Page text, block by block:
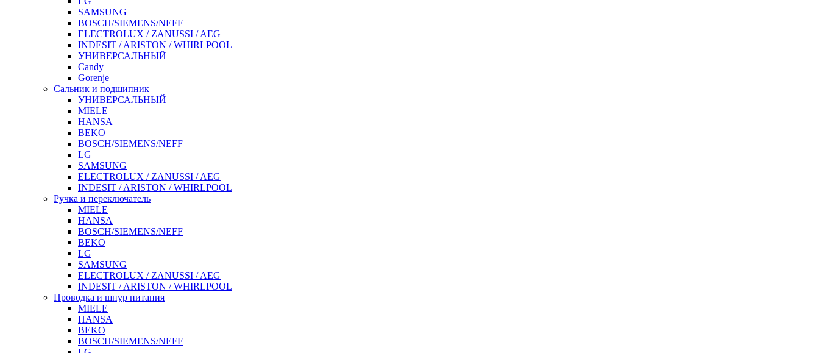
SAMSUNG
BOSCH/SIEMENS/NEFF
ELECTROLUX / ZANUSSI / AEG
INDESIT / ARISTON / WHIRLPOOL
УНИВЕРСАЛЬНЫЙ
Candy
Gorenje
Сальник и подшипник
УНИВЕРСАЛЬНЫЙ
MIELE
HANSA
BEKO
BOSCH/SIEMENS/NEFF
LG
SAMSUNG
ELECTROLUX / ZANUSSI / AEG
INDESIT / ARISTON / WHIRLPOOL
Ручка и переключатель
MIELE
HANSA
BOSCH/SIEMENS/NEFF
BEKO
LG
SAMSUNG
ELECTROLUX / ZANUSSI / AEG
INDESIT / ARISTON / WHIRLPOOL
Проводка и шнур питания
MIELE
HANSA
BEKO
BOSCH/SIEMENS/NEFF